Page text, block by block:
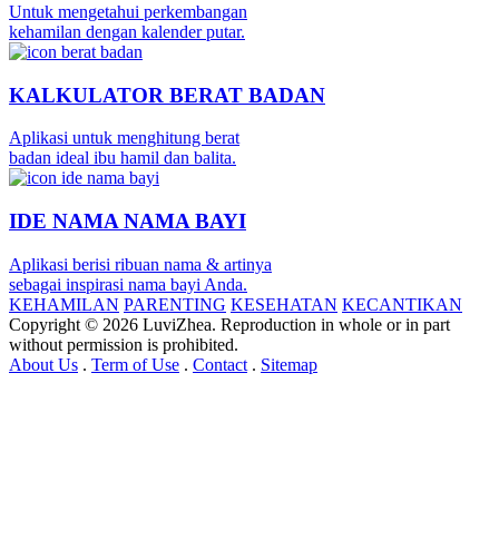
Untuk mengetahui perkembangan
kehamilan dengan kalender putar.
KALKULATOR BERAT BADAN
Aplikasi untuk menghitung berat
badan ideal ibu hamil dan balita.
IDE NAMA NAMA BAYI
Aplikasi berisi ribuan nama & artinya
sebagai inspirasi nama bayi Anda.
KEHAMILAN PARENTING KESEHATAN KECANTIKAN
Copyright © 2026 LuviZhea. Reproduction in whole or in part
without permission is prohibited.
About Us . Term of Use . Contact . Sitemap